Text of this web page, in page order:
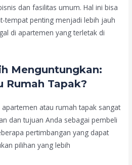
dan fasilitas umum. Hal ini bisa
tempat penting menjadi lebih jauh
di apartemen yang terletak di
Menguntungkan:
Rumah Tapak?
atau rumah tapak sangat
dan tujuan Anda sebagai pembeli
pertimbangan yang dapat
pilihan yang lebih